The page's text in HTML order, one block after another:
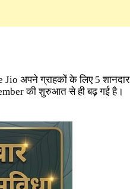
अपने ग्राहकों के लिए 5 शानदार
की शुरुआत से ही बढ़ गई है।